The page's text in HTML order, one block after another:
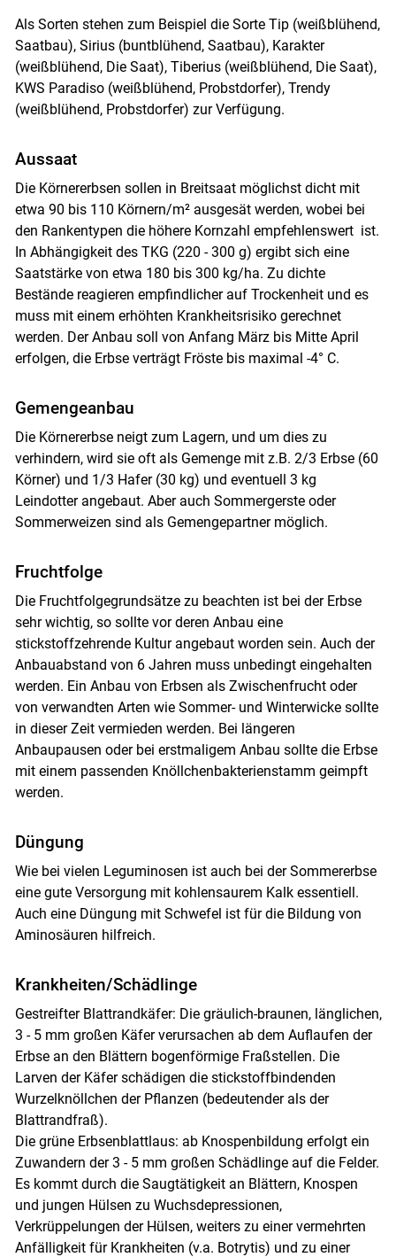
Skip to main content
Als Sorten stehen zum Beispiel die Sorte Tip (weißblühend,
Saatbau), Sirius (buntblühend, Saatbau), Karakter
(weißblühend, Die Saat), Tiberius (weißblühend, Die Saat),
KWS Paradiso (weißblühend, Probstdorfer), Trendy
(weißblühend, Probstdorfer) zur Verfügung.
Aussaat
Die Körnererbsen sollen in Breitsaat möglichst dicht mit
etwa 90 bis 110 Körnern/m² ausgesät werden, wobei bei
den Rankentypen die höhere Kornzahl empfehlenswert ist.
In Abhängigkeit des TKG (220 - 300 g) ergibt sich eine
Saatstärke von etwa 180 bis 300 kg/ha. Zu dichte
Bestände reagieren empfindlicher auf Trockenheit und es
muss mit einem erhöhten Krankheitsrisiko gerechnet
werden. Der Anbau soll von Anfang März bis Mitte April
erfolgen, die Erbse verträgt Fröste bis maximal -4° C.
Gemengeanbau
Die Körnererbse neigt zum Lagern, und um dies zu
verhindern, wird sie oft als Gemenge mit z.B. 2/3 Erbse (60
Körner) und 1/3 Hafer (30 kg) und eventuell 3 kg
Leindotter angebaut. Aber auch Sommergerste oder
Sommerweizen sind als Gemengepartner möglich.
Fruchtfolge
Die Fruchtfolgegrundsätze zu beachten ist bei der Erbse
sehr wichtig, so sollte vor deren Anbau eine
stickstoffzehrende Kultur angebaut worden sein. Auch der
Anbauabstand von 6 Jahren muss unbedingt eingehalten
werden. Ein Anbau von Erbsen als Zwischenfrucht oder
von verwandten Arten wie Sommer- und Winterwicke sollte
in dieser Zeit vermieden werden. Bei längeren
Anbaupausen oder bei erstmaligem Anbau sollte die Erbse
mit einem passenden Knöllchenbakterienstamm geimpft
werden.
Düngung
Wie bei vielen Leguminosen ist auch bei der Sommererbse
eine gute Versorgung mit kohlensaurem Kalk essentiell.
Auch eine Düngung mit Schwefel ist für die Bildung von
Aminosäuren hilfreich.
Krankheiten/Schädlinge
Gestreifter Blattrandkäfer: Die gräulich-braunen, länglichen,
3 - 5 mm großen Käfer verursachen ab dem Auflaufen der
Erbse an den Blättern bogenförmige Fraßstellen. Die
Larven der Käfer schädigen die stickstoffbindenden
Wurzelknöllchen der Pflanzen (bedeutender als der
Blattrandfraß).
Die grüne Erbsenblattlaus: ab Knospenbildung erfolgt ein
Zuwandern der 3 - 5 mm großen Schädlinge auf die Felder.
Es kommt durch die Saugtätigkeit an Blättern, Knospen
und jungen Hülsen zu Wuchsdepressionen,
Verkrüppelungen der Hülsen, weiters zu einer vermehrten
Anfälligkeit für Krankheiten (v.a. Botrytis) und zu einer